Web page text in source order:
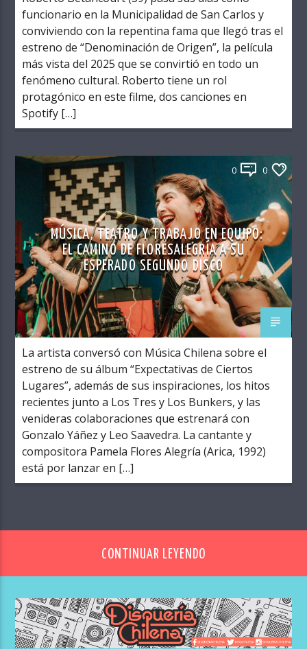
funcionario en la Municipalidad de San Carlos y
conviviendo con la repentina fama que llegó tras el
estreno de “Denominación de Origen”, la película
más vista del 2025 que se convirtió en todo un
fenómeno cultural. Roberto tiene un rol
protagónico en este filme, dos canciones en
Spotify […]
0 0
MÚSICA, TEATRO Y TRABAJO EN EQUIPO:
EL CAMINO DE FLORESALEGRÍA A SU
ESPERADO SEGUNDO DISCO
La artista conversó con Música Chilena sobre el
estreno de su álbum “Expectativas de Ciertos
Lugares”, además de sus inspiraciones, los hitos
recientes junto a Los Tres y Los Bunkers, y las
venideras colaboraciones que estrenará con
Gonzalo Yáñez y Leo Saavedra. La cantante y
compositora Pamela Flores Alegría (Arica, 1992)
está por lanzar en […]
CONTINUAR LEYENDO